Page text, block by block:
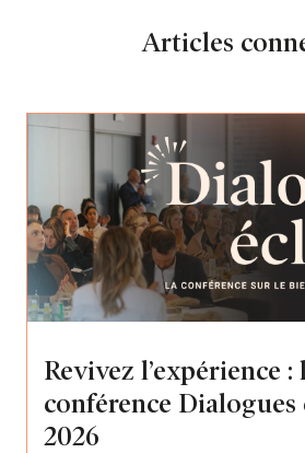
Articles
Revivez l’expérience :
conférence Dialogues
2026